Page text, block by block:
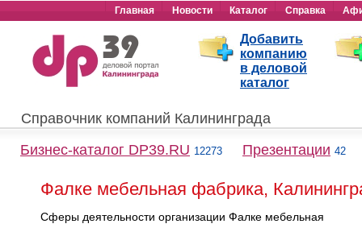
Главная Новости Каталог Справка
Добавить
компанию
в деловой
каталог
Справочник компаний Калининграда
Бизнес-каталог DP39.RU 12273 Презентации 42
Фалке мебельная фабрика,
Сферы деятельности организации Фалке мебельная